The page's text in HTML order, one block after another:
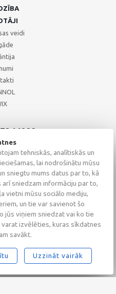
veidi
SIA
tehniskās, analītiskās un
lai nodrošinātu mūsu
sniegtu mums datus par to, kā
sniedzam informāciju par to,
vietni mūsu sociālo mediju,
un tie var savienot šo
jūs viņiem sniedzat vai ko tie
izvēlēties, kuras sīkdatnes
savākt.
Uzzināt vairāk